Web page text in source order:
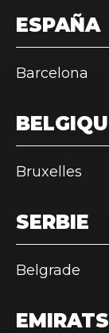
ESPAÑA
Barcelona
Bruxelles
SERBIE
Belgrade